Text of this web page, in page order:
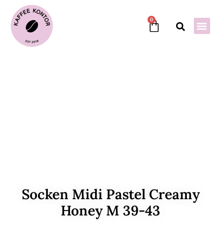
0
Socken Midi Pastel Creamy
Honey M 39-43